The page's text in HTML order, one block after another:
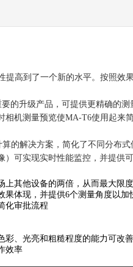
高到了一个新的水平。按照效
的升级产品，可提供更精确的
机测量预览使MA-T6使用起来简
的解决方案，简化了不同分布
可实现实时性能监控，并提供
其他设备的两倍，从而最大限
体现，并提供6个测量角度以加
化审批流程
、光亮和粗糙程度的能力可改
效率